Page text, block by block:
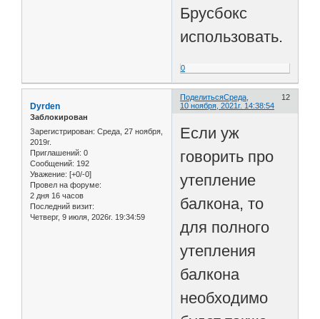
Брусбокс
использовать.
0
Поделиться 12
Среда,
10 ноября, 2021г. 14:38:54
Dyrden
Заблокирован
Зарегистрирован: Среда, 27 ноября,
2019г.
Приглашений: 0
Сообщений: 192
Уважение: [+0/-0]
Провел на форуме:
2 дня 16 часов
Последний визит:
Четверг, 9 июля, 2026г. 19:34:59
Если уж
говорить про
утепление
балкона, то
для полного
утепления
балкона
необходимо